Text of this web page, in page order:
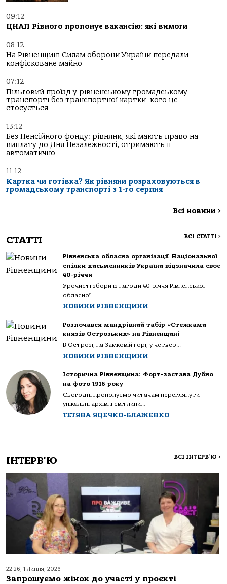
09:12
ЦНАП Рівного пропонує вакансію: які вимоги
08:12
На Рівненщині Силам оборони України передали
конфісковане майно
07:12
Пільговий проїзд у рівненському громадському
транспорті без транспортної картки: кого це
стосується
13:12
Без Пенсійного фонду: рівняни, які мають право на
виплату до Дня Незалежності, отримають її
автоматично
11:12
Картка чи готівка? Як рівняни розраховуються в
громадському транспорті з 1-го серпня
Всі новини >
СТАТТІ ВСІ СТАТТІ >
Рівненська обласна організації Національної
спілки письменників України відзначила своє
40-річчя
Урочисті збори із нагоди 40-річчя Рівненської
обласної...
НОВИНИ РІВНЕНЩИНИ
Розпочався мандрівний табір «Стежками
князів Острозьких» на Рівненщині
В Острозі, на Замковій горі, у четвер...
НОВИНИ РІВНЕНЩИНИ
Історична Рівненщина: Форт-застава Дубно
на фото 1916 року
Сьогодні пропонуємо читачам переглянути
унікальні архівні світлини...
ТЕТЯНА ЯЦЕЧКО-БЛАЖЕНКО
ІНТЕРВ'Ю ВСІ ІНТЕРВ'Ю >
22:26, 1 Липня, 2026
Запрошуємо жінок до участі у проєкті